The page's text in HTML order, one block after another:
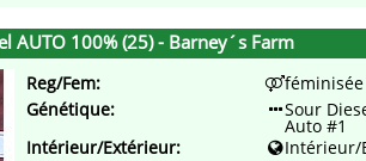
AUTO 100% (25) - Barney´s Farm
Reg/Fem:
féminisée
Génétique:
Sour
Auto #1
Intérieur/Extérieur:
Intérieur/